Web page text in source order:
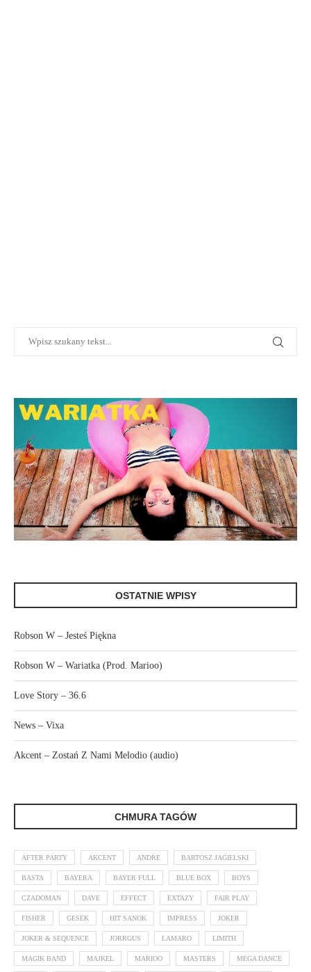
OSTATNIE WPISY
Robson W – Jesteś Piękna
Robson W – Wariatka (Prod. Marioo)
Love Story – 36.6
News – Vixa
Akcent – Zostań Z Nami Melodio (audio)
CHMURA TAGÓW
AFTER PARTY AKCENT ANDRE BARTOSZ JAGIELSKI
BASTA BAYERA BAYER FULL BLUE BOX BOYS
CZADOMAN DAVE EFFECT EXTAZY FAIR PLAY
FISHER GESEK HIT SANOK IMPRESS JOKER
JOKER & SEQUENCE JORRGUS LAMARO LIMITH
MAGIK BAND MAJKEL MARIOO MASTERS MEGA DANCE